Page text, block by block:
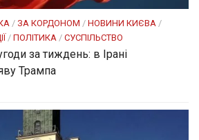
/ ЗА КОРДОНОМ / НОВИНИ КИЄВА /
/ ПОЛІТИКА / СУСПІЛЬСТВО
за тиждень: в Ірані
Трампа